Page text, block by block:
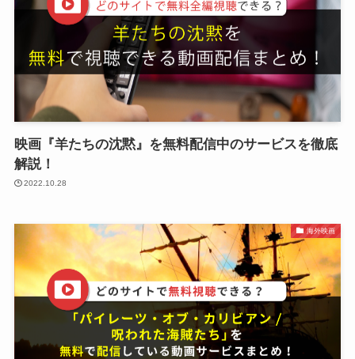
映画『羊たちの沈黙』を無料配信中のサービスを徹底
解説！
2022.10.28
海外映画